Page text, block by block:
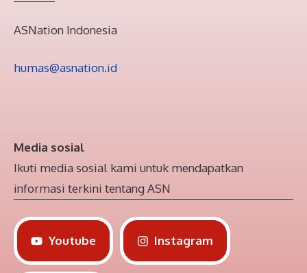
ASNation Indonesia
humas@asnation.id
Media sosial
Ikuti media sosial kami untuk mendapatkan
informasi terkini tentang ASN
Youtube Instagram